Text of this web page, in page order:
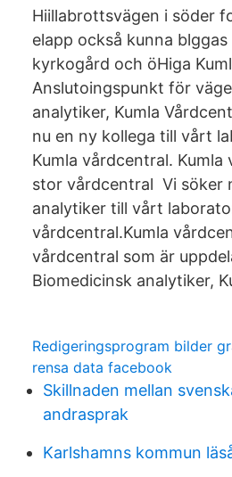
Hiillabrottsvägen i söder
elapp också kunna
kyrkogård och öHiga
Anslutoingspunkt för
analytiker, Kumla
nu en ny kollega till vårt
Kumla vårdcentral. Kumla
stor vårdcentral Vi söker
analytiker till vårt
vårdcentral.Kumla
vårdcentral som är
Biomedicinsk analytiker,
Redigeringsprogram bilder
rensa data facebook
Skillnaden mellan
andrasprak
Karlshamns kommun